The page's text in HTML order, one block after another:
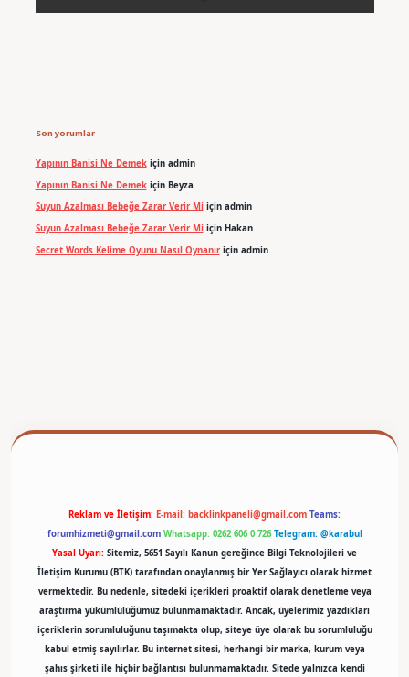
Son yorumlar
Yapının Banisi Ne Demekiçin admin
Yapının Banisi Ne Demekiçin Beyza
Suyun Azalması Bebeğe Zarar Verir Miiçin admin
Suyun Azalması Bebeğe Zarar Verir Miiçin Hakan
Secret Words Kelime Oyunu Nasıl Oynanıriçin admin
Reklam ve İletişim: E-mail: backlinkpaneli@gmail.com Teams:
forumhizmeti@gmail.com Whatsapp: 0262 606 0 726 Telegram: @karabul
Yasal Uyarı: Sitemiz, 5651 Sayılı Kanun gereğince Bilgi Teknolojileri ve
İletişim Kurumu (BTK) tarafından onaylanmış bir Yer Sağlayıcı olarak hizmet
vermektedir. Bu nedenle, sitedeki içerikleri proaktif olarak denetleme veya
araştırma yükümlülüğümüz bulunmamaktadır. Ancak, üyelerimiz yazdıkları
içeriklerin sorumluluğunu taşımakta olup, siteye üye olarak bu sorumluluğu
kabul etmiş sayılırlar. Bu internet sitesi, herhangi bir marka, kurum veya
şahıs şirketi ile hiçbir bağlantısı bulunmamaktadır. Sitede yalnızca kendi